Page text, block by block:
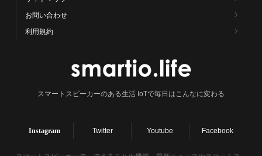
お問い合わせ
利用規約
スマートスピーカーのある生活 IoTで毎日はこんなに変わる
Instagram Twitter Youtube Facebook